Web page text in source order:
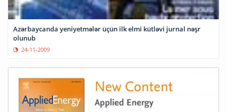
Azərbaycanda yeniyetmələr üçün ilk elmi kütləvi jurnal nəşr
olunub
24-11-2009